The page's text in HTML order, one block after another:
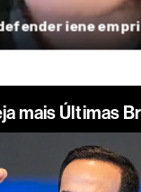
mais Últimas